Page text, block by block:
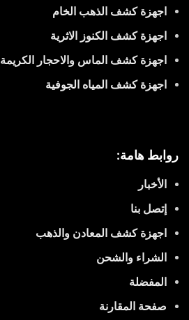
اجهزة كشف الذهب الخام
اجهزة كشف الكنوز الاثرية
اجهزة كشف الماس والاحجار الكريمة
اجهزة كشف المياه الجوفية
روابط هامة:
الأخبار
إتصل بنا
اجهزة كشف المعادن والذهب
الشراء والشحن
المفضلة
صفحة المقارنة